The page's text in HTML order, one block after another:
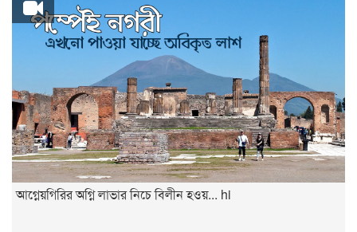
আগ্নেয়গিরির অগ্নি লাভার নিচে বিলীন হওয়... hi